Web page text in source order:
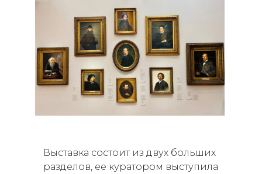
Выставка состоит из двух больших
разделов, ее куратором выступила